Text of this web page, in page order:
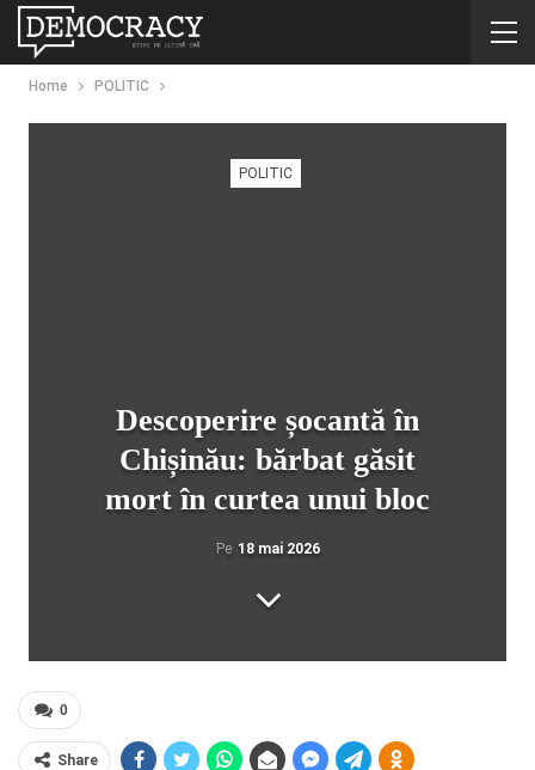
Home POLITIC
POLITIC
Descoperire șocantă în
Chișinău: bărbat găsit
mort în curtea unui bloc
Pe 18 mai 2026
0
Share